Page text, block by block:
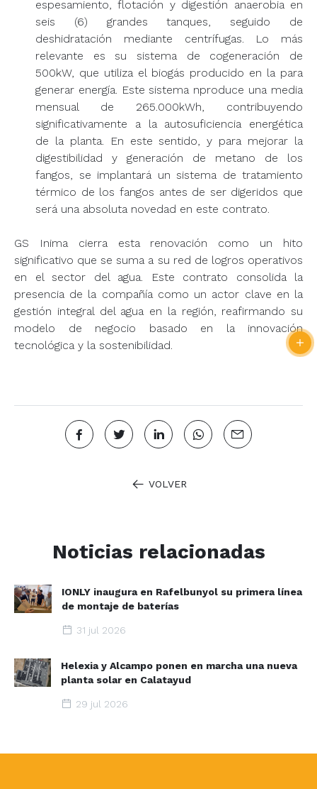
espesamiento, flotación y digestión anaerobia en
seis (6) grandes tanques, seguido de
deshidratación mediante centrífugas. Lo más
relevante es su sistema de cogeneración de
500kW, que utiliza el biogás producido en la para
generar energía. Este sistema nproduce una media
mensual de 265.000kWh, contribuyendo
significativamente a la autosuficiencia energética
de la planta. En este sentido, y para mejorar la
digestibilidad y generación de metano de los
fangos, se implantará un sistema de tratamiento
térmico de los fangos antes de ser digeridos que
será una absoluta novedad en este contrato.
GS Inima cierra esta renovación como un hito
significativo que se suma a su red de logros operativos
en el sector del agua. Este contrato consolida la
presencia de la compañía como un actor clave en la
gestión integral del agua en la región, reafirmando su
modelo de negocio basado en la innovación
tecnológica y la sostenibilidad.
VOLVER
Noticias relacionadas
IONLY inaugura en Rafelbunyol su primera línea
de montaje de baterías
31 jul 2026
Helexia y Alcampo ponen en marcha una nueva
planta solar en Calatayud
29 jul 2026